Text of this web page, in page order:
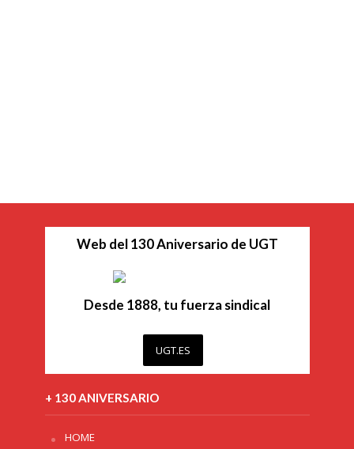
Web del 130 Aniversario de UGT
Desde 1888, tu fuerza sindical
UGT.ES
+ 130 ANIVERSARIO
HOME